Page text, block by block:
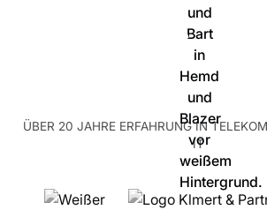
ÜBER 20 JAHRE ERFAHRUNG IN
IT